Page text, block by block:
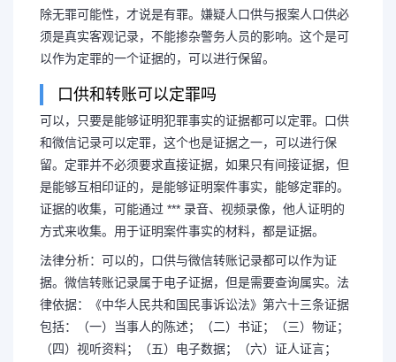
除无罪可能性，才说是有罪。嫌疑人口供与报案人口供必
须是真实客观记录，不能掺杂警务人员的影响。这个是可
以作为定罪的一个证据的，可以进行保留。
口供和转账可以定罪吗
可以，只要是能够证明犯罪事实的证据都可以定罪。口供
和微信记录可以定罪，这个也是证据之一，可以进行保
留。定罪并不必须要求直接证据，如果只有间接证据，但
是能够互相印证的，是能够证明案件事实，能够定罪的。
证据的收集，可能通过 *** 录音、视频录像，他人证明的
方式来收集。用于证明案件事实的材料，都是证据。
法律分析：可以的，口供与微信转账记录都可以作为证
据。微信转账记录属于电子证据，但是需要查询属实。法
律依据：《中华人民共和国民事诉讼法》第六十三条证据
包括：（一）当事人的陈述；（二）书证；（三）物证；
（四）视听资料；（五）电子数据；（六）证人证言；